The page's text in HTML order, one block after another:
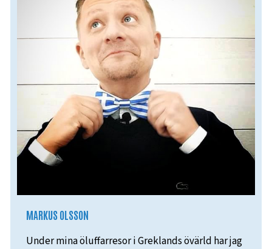
MARKUS OLSSON
Under mina öluffarresor i Greklands övärld har jag